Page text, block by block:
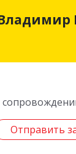
Отправить
Отправить